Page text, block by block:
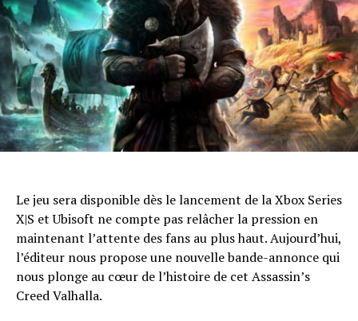
Le jeu sera disponible dès le lancement de la Xbox Series
X|S et Ubisoft ne compte pas relâcher la pression en
maintenant l’attente des fans au plus haut. Aujourd’hui,
l’éditeur nous propose une nouvelle bande-annonce qui
nous plonge au cœur de l’histoire de cet Assassin’s
Creed Valhalla.
Email